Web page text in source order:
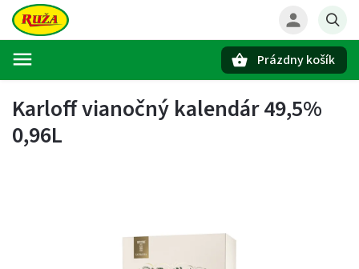
Prázdny košík
Karloff vianočný kalendár 49,5%
0,96L